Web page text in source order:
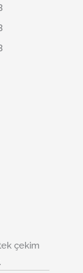
çekim